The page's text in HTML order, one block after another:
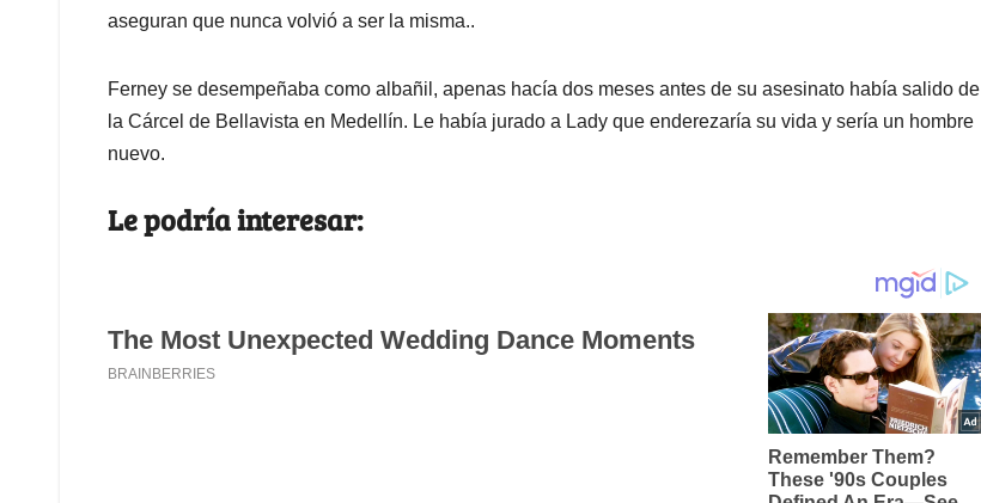
aseguran que nunca volvió a ser la misma..
Ferney se desempeñaba como albañil, apenas hacía dos meses antes de su asesinato había salido de
la Cárcel de Bellavista en Medellín. Le había jurado a Lady que enderezaría su vida y sería un hombre
nuevo.
Le podría interesar: